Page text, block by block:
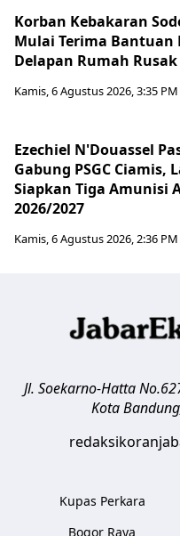
Korban Kebakaran
Mulai Terima Bantuan
Delapan Rumah
Kamis, 6 Agustus 2026, 3:35 PM
Ezechiel N'Douassel
Gabung PSGC Ciamis,
Siapkan Tiga Amunisi
2026/2027
Kamis, 6 Agustus 2026, 2:36 PM
Jl. Soekarno-Hatta
Kota Bandung
Kupas Perkara
Bogor Raya